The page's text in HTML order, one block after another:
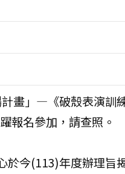
畫」—《破殼表演訓
報名參加，請查照。
今(113)年度辦理旨